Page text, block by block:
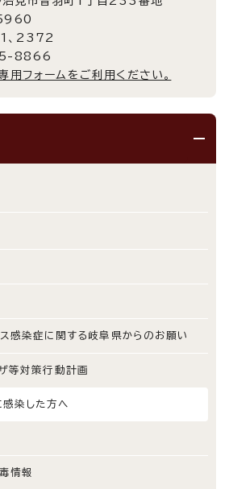
、2372
8866
用フォームをご利用ください。
感染症に関する岐阜県からのお願い
等対策行動計画
染した方へ
情報